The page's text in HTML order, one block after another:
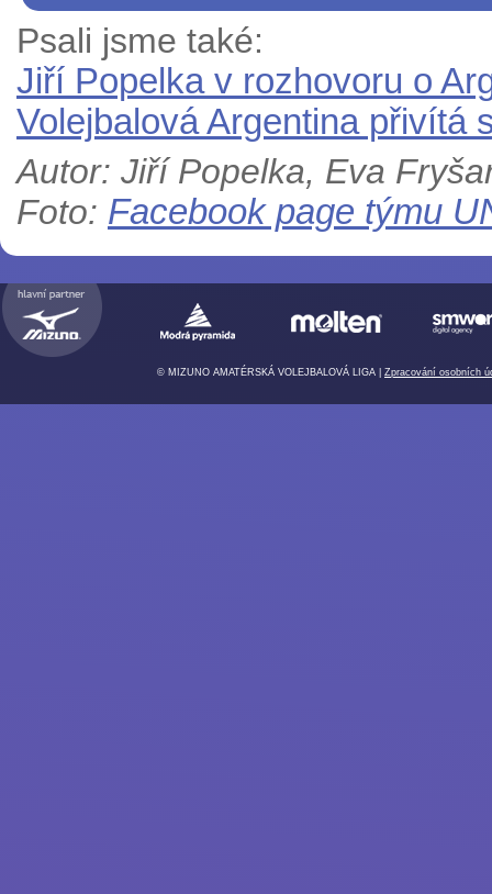
Psali jsme také:
Jiří Popelka v rozhovoru o
Volejbalová Argentina přivítá
Autor: Jiří Popelka, Eva
Foto: Facebook page týmu
© MIZUNO AMATÉRSKÁ VOLEJBALOVÁ LIGA | Zpracování osobních